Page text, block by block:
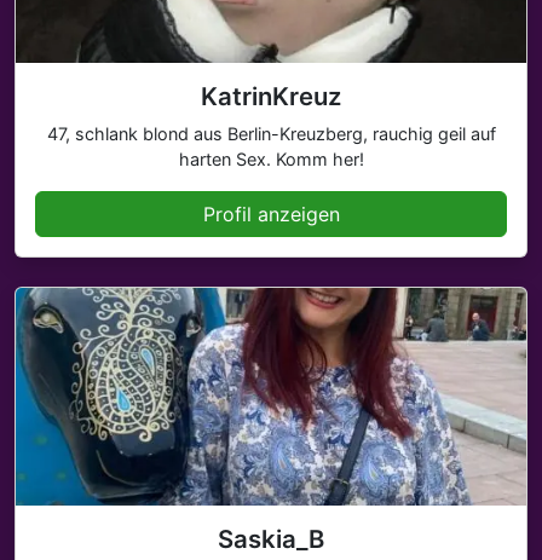
KatrinKreuz
47, schlank blond aus Berlin-Kreuzberg, rauchig geil auf
harten Sex. Komm her!
Profil anzeigen
Saskia_B